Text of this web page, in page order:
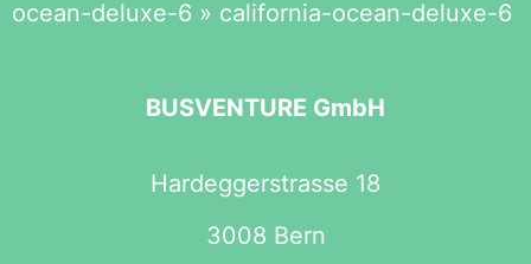
ocean-deluxe-6 » california-ocean-deluxe-6
BUSVENTURE GmbH
Hardeggerstrasse 18
3008 Bern